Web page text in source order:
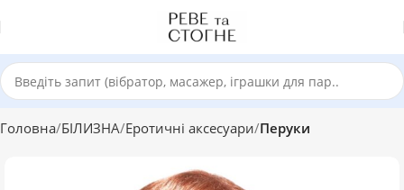
Головна БІЛИЗНА Еротичні аксесуари Перуки